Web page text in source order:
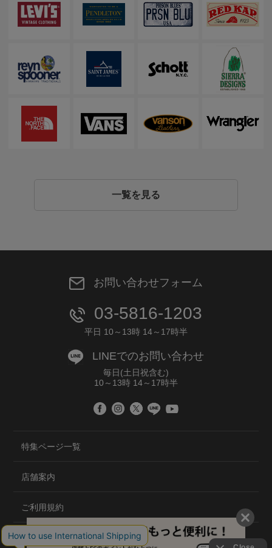
一覧を見る
お問い合わせフォーム
03-5816-1203
平日 10～13時 14～17時半
LINEでのお問い合わせ
毎日(土日祝含む)
10～13時 14～17時半
特集ページ一覧
店舗案内
ご利用規約
プライバシーポリシー